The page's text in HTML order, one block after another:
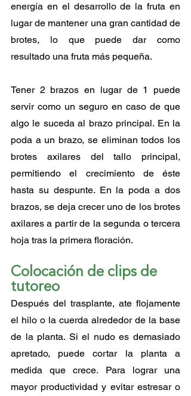
energía en el desarrollo de la fruta en
lugar de mantener una gran cantidad de
brotes, lo que puede dar como
resultado una fruta más pequeña.
Tener 2 brazos en lugar de 1 puede
servir como un seguro en caso de que
algo le suceda al brazo principal. En la
poda a un brazo, se eliminan todos los
brotes axilares del tallo principal,
permitiendo el crecimiento de éste
hasta su despunte. En la poda a dos
brazos, se deja crecer uno de los brotes
axilares a partir de la segunda o tercera
hoja tras la primera floración.
Colocación de clips de
tutoreo
Después del trasplante, ate flojamente
el hilo o la cuerda alrededor de la base
de la planta. Si el nudo es demasiado
apretado, puede cortar la planta a
medida que crece. Para lograr una
mayor productividad y evitar estresar o